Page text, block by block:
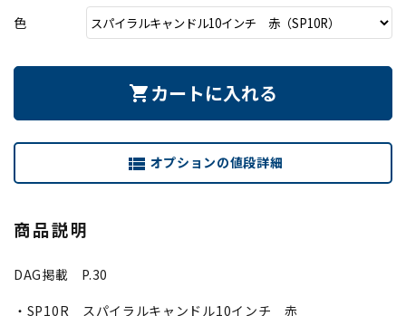
色
shopping_cart カートに入れる
view_list オプションの値段詳細
商品説明
DAG掲載 P.30
・SP10R スパイラルキャンドル10インチ 赤